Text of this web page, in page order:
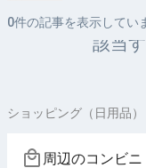
0件の記事を表示してい
該当
ショッピング（日用品）
周辺のコンビニ